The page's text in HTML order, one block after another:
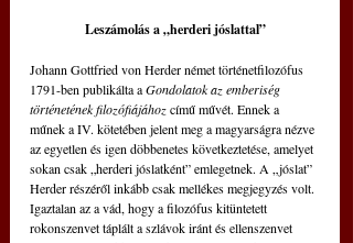
Leszámolás a „herderi jóslattal”
Johann Gottfried von Herder német történetfilozófus
1791-ben publikálta a Gondolatok az emberiség
történetének filozófiájához című művét. Ennek a
műnek a IV. kötetében jelent meg a magyarságra nézve
az egyetlen és igen döbbenetes következtetése, amelyet
sokan csak „herderi jóslatként” emlegetnek. A „jóslat”
Herder részéről inkább csak mellékes megjegyzés volt.
Igaztalan az a vád, hogy a filozófus kitüntetett
rokonszenvet táplált a szlávok iránt és ellenszenvet